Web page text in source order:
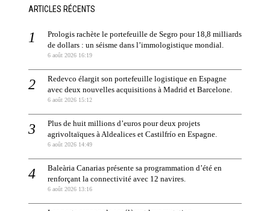
ARTICLES RÉCENTS
Prologis rachète le portefeuille de Segro pour 18,8 milliards
de dollars : un séisme dans l’immologistique mondial.
6 août 2026 16:19
Redevco élargit son portefeuille logistique en Espagne
avec deux nouvelles acquisitions à Madrid et Barcelone.
6 août 2026 15:12
Plus de huit millions d’euros pour deux projets
agrivoltaïques à Aldealices et Castilfrío en Espagne.
6 août 2026 14:49
Baleària Canarias présente sa programmation d’été en
renforçant la connectivité avec 12 navires.
6 août 2026 13:16